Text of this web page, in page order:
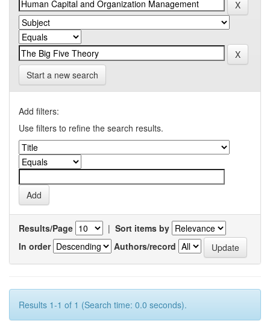
Start a new search
Add filters:
Use filters to refine the search results.
Results/Page | Sort items by
In order
Authors/record
Results 1-1 of 1 (Search time: 0.0 seconds).